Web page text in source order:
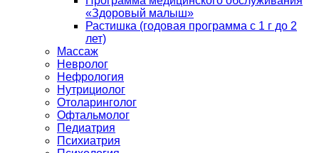
«Здоровый малыш»
Растишка (годовая программа с 1 г до 2
лет)
Массаж
Невролог
Нефрология
Нутрициолог
Отоларинголог
Офтальмолог
Педиатрия
Психиатрия